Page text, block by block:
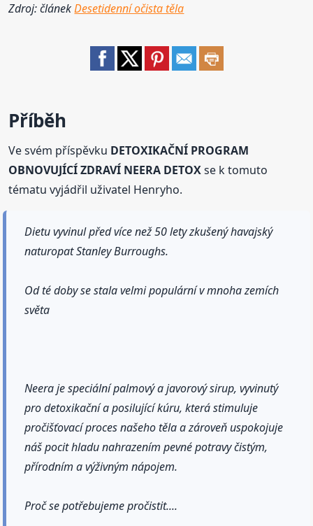
Zdroj: článekDesetidenní očista těla
Příběh
Ve svém příspěvku DETOXIKAČNÍ PROGRAM
OBNOVUJÍCÍ ZDRAVÍ NEERA DETOXse k tomuto
tématu vyjádřil uživatel Henryho.
Dietu vyvinul před více než 50 lety zkušený havajský
naturopat Stanley Burroughs.
Od té doby se stala velmi populární v mnoha zemích
světa
Neera je speciální palmový a javorový sirup, vyvinutý
pro detoxikační a posilující kúru, která stimuluje
pročišťovací proces našeho těla a zároveň uspokojuje
náš pocit hladu nahrazením pevné potravy čistým,
přírodním a výživným nápojem.
Proč se potřebujeme pročistit....